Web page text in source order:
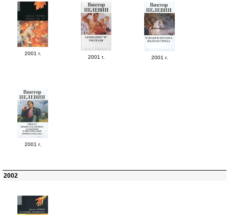
2001 г.
2001 г. 2001 г.
2001 г.
2002